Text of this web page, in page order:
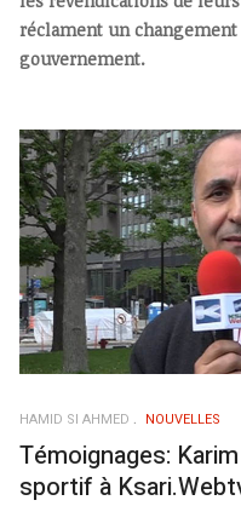
réclament un
gouvernement.
HAMID SI AHMED NOUVELLES
Témoignages:
sportif à